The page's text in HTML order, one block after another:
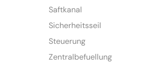
Saftkanal
Sicherheitsseil
Steuerung
Zentralbefuellung